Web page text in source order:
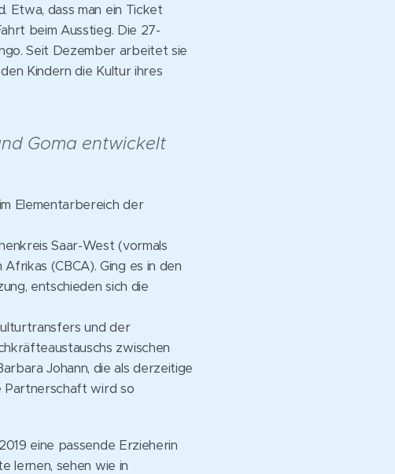
Etwa, dass man ein Ticket
beim Ausstieg. Die 27-
Seit Dezember arbeitet sie
Kindern die Kultur ihres
Goma entwickelt
Elementarbereich der
Saar-West (vormals
(CBCA). Ging es in den
entschieden sich die
und der
zwischen
Johann, die als derzeitige
Partnerschaft wird so
eine passende Erzieherin
lernen, sehen wie in